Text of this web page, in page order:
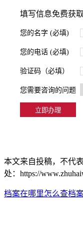
填写信息免费获
您的名字 (必填)
您的电话 (必填)
验证码（必填）
您需要咨询的问题
本文来自投稿，不代
处：https://
档案在哪里怎么查档